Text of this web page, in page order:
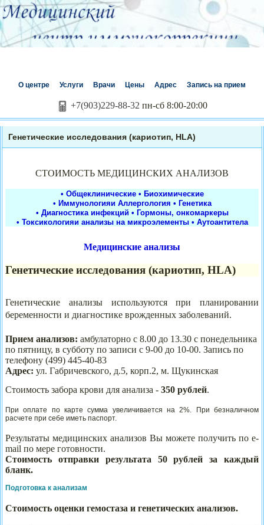
О центре Услуги Врачи Цены Адрес Запись на прием
+7(903)229-88-32 пн-сб 8:00-20:00
Генетические исследования (кариотип, HLA)
СТОИМОСТЬ МЕДИЦИНСКИХ АНАЛИЗОВ
• Общеклинические • Биохимические
• Иммунологияи Аллергология • Генетика
• Диагностика инфекций • Гормоны, онкомаркеры
• Токсикологияи анализы на микроэлементы • Аутоантитела
Медицинские анализы
Генетические исследования (кариотип, HLA)
Генетические анализы используются при планировании
беременности и диагностике врожденных заболеваний.
Прием анализов: амбулаторно с 8.00 до 13.30 с понедельника
по пятницу, в субботу по записи с 9-00 до 10-00. Запись по
телефону (499) 445-40-83
Адрес: ул. Габричевского, д.5, корп.2, м. Щукинская
Стоимость забора крови для анализа - 350 рублей.
При оплате по карте сумма увеличивается на 2%. При безналичном
расчете при себе иметь паспорт.
Результаты медицинских анализов Вы можете получить по e-
mail по мере готовности.
Стоимость отправки результата 50 рублей за каждый
бланк.
Подготовка к анализам
Стоимость оценки гемостаза и генетических анализов.